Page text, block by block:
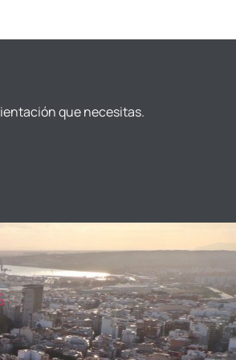
que necesitas.